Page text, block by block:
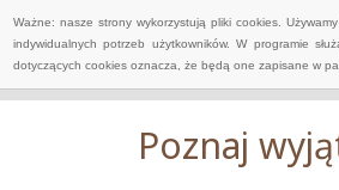
Ważne: nasze strony wykorzystują pliki cookies.
indywidualnych potrzeb użytkowników. W programie
dotyczących cookies oznacza, że będą one zapisane w
Poznaj